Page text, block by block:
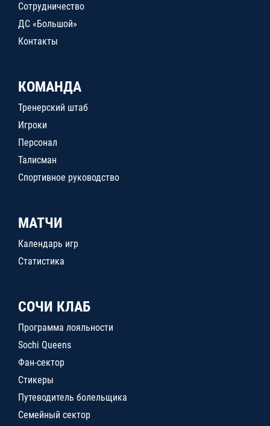
Сотрудничество
ДС «Большой»
Контакты
КОМАНДА
Тренерский штаб
Игроки
Персонал
Талисман
Спортивное руководство
МАТЧИ
Календарь игр
Статистика
СОЧИ КЛАБ
Программа лояльности
Sochi Queens
Фан-сектор
Стикеры
Путеводитель болельщика
Семейный сектор